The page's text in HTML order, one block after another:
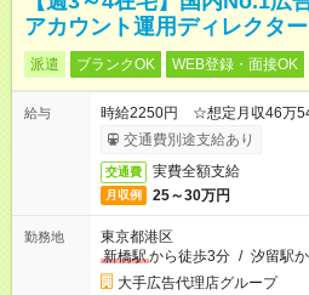
アカウント運用ディレクター
派遣 ブランクOK WEB登録・面接OK
給与
時給2250円 ☆想定月収46万
交通費別途支給あり
交通費 実費全額支給
月収例 25～30万円
勤務地
東京都港区
新橋駅から徒歩3分 / 汐留駅
大手広告代理店グループ